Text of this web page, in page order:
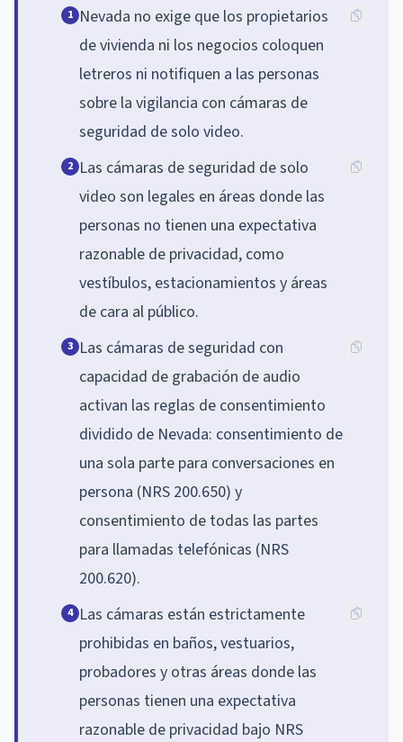
1 Nevada no exige que los propietarios
de vivienda ni los negocios coloquen
letreros ni notifiquen a las personas
sobre la vigilancia con cámaras de
seguridad de solo video.
2 Las cámaras de seguridad de solo
video son legales en áreas donde las
personas no tienen una expectativa
razonable de privacidad, como
vestíbulos, estacionamientos y áreas
de cara al público.
3 Las cámaras de seguridad con
capacidad de grabación de audio
activan las reglas de consentimiento
dividido de Nevada: consentimiento de
una sola parte para conversaciones en
persona (NRS 200.650) y
consentimiento de todas las partes
para llamadas telefónicas (NRS
200.620).
4 Las cámaras están estrictamente
prohibidas en baños, vestuarios,
probadores y otras áreas donde las
personas tienen una expectativa
razonable de privacidad bajo NRS